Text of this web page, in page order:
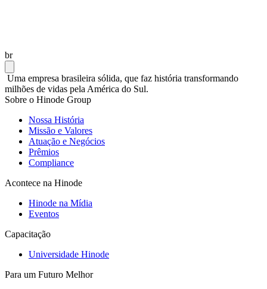
br
Uma empresa brasileira sólida, que faz história transformando
milhões de vidas pela América do Sul.
Sobre o Hinode Group
Nossa História
Missão e Valores
Atuação e Negócios
Prêmios
Compliance
Acontece na Hinode
Hinode na Mídia
Eventos
Capacitação
Universidade Hinode
Para um Futuro Melhor